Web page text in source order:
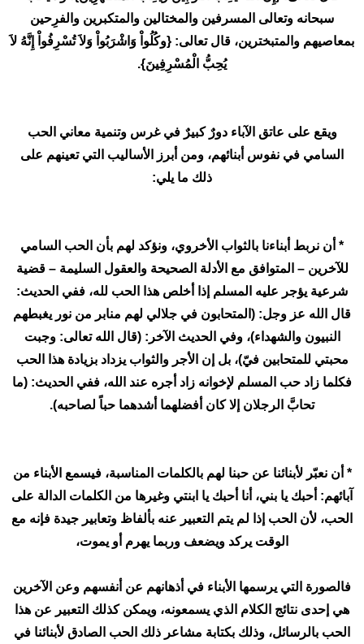
سبحانه وتعالى المسرفين والمختالين والمتكبرين والفرِحين
بمعاصيهم والمتبخترين، قال تعالى: {وكُلُواْ وَاشْرَبُواْ وَلاَ تُسْرِفُواْ إِنَّهُ لاَ
يُحِبُّ الْمُسْرِفِينَ}.
ويقع على عاتق الآباء دورٌ كبيرٌ في غرس وتنمية معاني الحب
السامي في نفوس أبنائهم، ومن أبرز الأساليب التي تعينهم على
ذلك ما يلي:
* أن نربط أبناءنا بالثواب الأخروي، ونؤكد لهم بأن الحب السامي
للآخرين – المتوافق مع الأدلة الصحيحة والعقول السليمة – قضية
شرعية يؤجر عليه المسلم إذا أخلص هذا الحب لله، ففي الحديث:
قال الله عز وجل: (المتحابون في جلالي لهم منابر من نور يغبطهم
النبيون والشهداء)، وفي الحديث الآخر: (قال الله تعالى: وجبت
محبتي للمتحابين فيّ)، بل إن الأجر والثواب يزداد بزيادة هذا الحب
فكلما زاد حب المسلم لإخوانه زاد أجره عند الله، ففي الحديث: (ما
تحابَّ الرجلان إلا كان أفضلهما أشدهما حباً لصاحبه).
* أن نعبّر لأبنائنا عن حبنا لهم بالكلمات المناسبة، فيسمع الأبناء من
آبائهم: أحبك يا بني، أنا أحبك يا ابنتي وغيرها من الكلمات الدالة على
الحب، لأن الحب إذا لم يتم التعبير عنه بألفاظ وتعابير جيدة فإنه مع
الوقت يركد ويضعف وربما يهرم أو يموت،
فالصورة التي يرسمها الأبناء في أذهانهم عن أنفسهم وعن الآخرين
هي إحدى نتائج الكلام الذي يسمعونه، ويمكن كذلك التعبير عن هذا
الحب بالرسائل، وذلك بكتابة مشاعر ذلك الحب الصادق لأبنائنا في